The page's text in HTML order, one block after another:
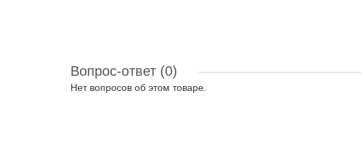
Вопрос-ответ (0)
Нет вопросов об этом товаре.